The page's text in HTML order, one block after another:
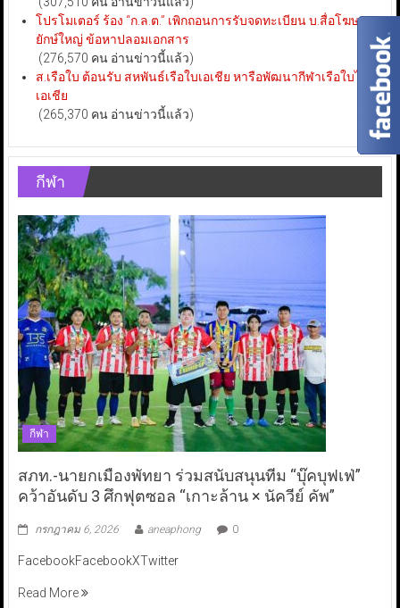
โปรโมเตอร์ ร้อง “ก.ล.ต.” เพิกถอนการรับจดทะเบียน บ.สื่อโฆษณา
ยักษ์ใหญ่ ข้อหาปลอมเอกสาร
(276,570 คน อ่านข่าวนี้แล้ว)
ส.เรือใบ ต้อนรับ สหพันธ์เรือใบเอเชีย หารือพัฒนากีฬาเรือใบไทย-
เอเชีย
(265,370 คน อ่านข่าวนี้แล้ว)
กีฬา
กีฬา
สภท.-นายกเมืองพัทยา ร่วมสนับสนุนทีม “บุ๊คบุฟเฟ่”
คว้าอันดับ 3 ศึกฟุตซอล “เกาะล้าน × นัควีย์ คัพ”
กรกฎาคม 6, 2026 aneaphong 0
FacebookFacebookXTwitter
Read More